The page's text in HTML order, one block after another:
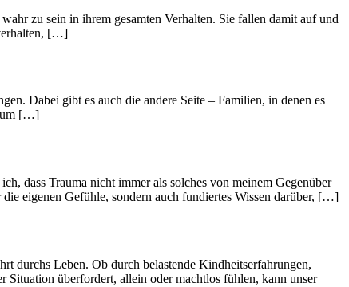
zu sein in ihrem gesamten Verhalten. Sie fallen damit auf und
[…]
Dabei gibt es auch die andere Seite – Familien, in denen es
[…]
dass Trauma nicht immer als solches von meinem Gegenüber
eigenen Gefühle, sondern auch fundiertes Wissen darüber, […]
durchs Leben. Ob durch belastende Kindheitserfahrungen,
Situation überfordert, allein oder machtlos fühlen, kann unser